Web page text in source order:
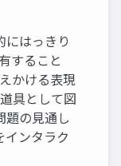
にはっきり
すること
かける表現
具として図
題の見通し
インタラク